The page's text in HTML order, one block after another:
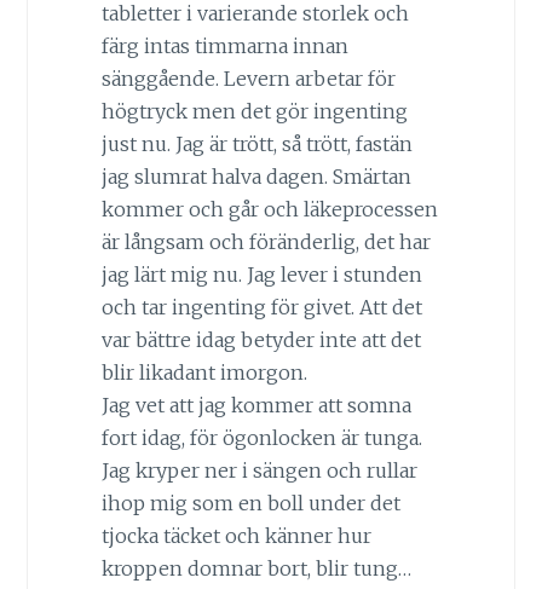
tabletter i varierande storlek och
färg intas timmarna innan
sänggående. Levern arbetar för
högtryck men det gör ingenting
just nu. Jag är trött, så trött, fastän
jag slumrat halva dagen. Smärtan
kommer och går och läkeprocessen
är långsam och föränderlig, det har
jag lärt mig nu. Jag lever i stunden
och tar ingenting för givet. Att det
var bättre idag betyder inte att det
blir likadant imorgon.
Jag vet att jag kommer att somna
fort idag, för ögonlocken är tunga.
Jag kryper ner i sängen och rullar
ihop mig som en boll under det
tjocka täcket och känner hur
kroppen domnar bort, blir tung…